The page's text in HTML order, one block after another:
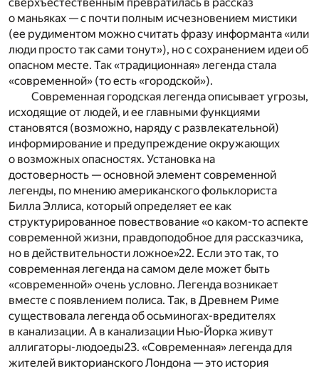
о маньяках — с почти полным исчезновением мистики
(ее рудиментом можно считать фразу информанта «или
люди просто так сами тонут»), но с сохранением идеи об
опасном месте. Так «традиционная» легенда стала
«современной» (то есть «городской»).
Современная городская легенда описывает угрозы,
исходящие от людей, и ее главными функциями
становятся (возможно, наряду с развлекательной)
информирование и предупреждение окружающих
о возможных опасностях. Установка на
достоверность — основной элемент современной
легенды, по мнению американского фольклориста
Билла Эллиса, который определяет ее как
структурированное повествование «о каком-то аспекте
современной жизни, правдоподобное для рассказчика,
но в действительности ложное»22. Если это так, то
современная легенда на самом деле может быть
«современной» очень условно. Легенда возникает
вместе с появлением полиса. Так, в Древнем Риме
существовала легенда об осьминогах-вредителях
в канализации. А в канализации Нью-Йорка живут
аллигаторы-людоеды23. «Современная» легенда для
жителей викторианского Лондона — это история